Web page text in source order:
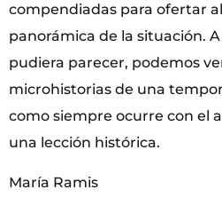
compendiadas para ofertar
panorámica de la situación.
pudiera parecer, podemos
microhistorias de una
como siempre ocurre con el
una lección histórica.
María Ramis